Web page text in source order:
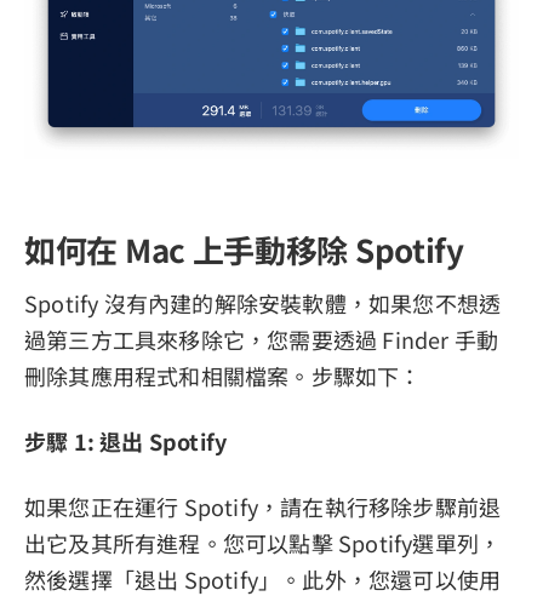
如何在 Mac 上手動移除 Spotify
Spotify 沒有內建的解除安裝軟體，如果您不想透
過第三方工具來移除它，您需要透過 Finder 手動
刪除其應用程式和相關檔案。步驟如下：
步驟 1: 退出 Spotify
如果您正在運行 Spotify，請在執行移除步驟前退
出它及其所有進程。您可以點擊 Spotify選單列，
然後選擇「退出 Spotify」。此外，您還可以使用